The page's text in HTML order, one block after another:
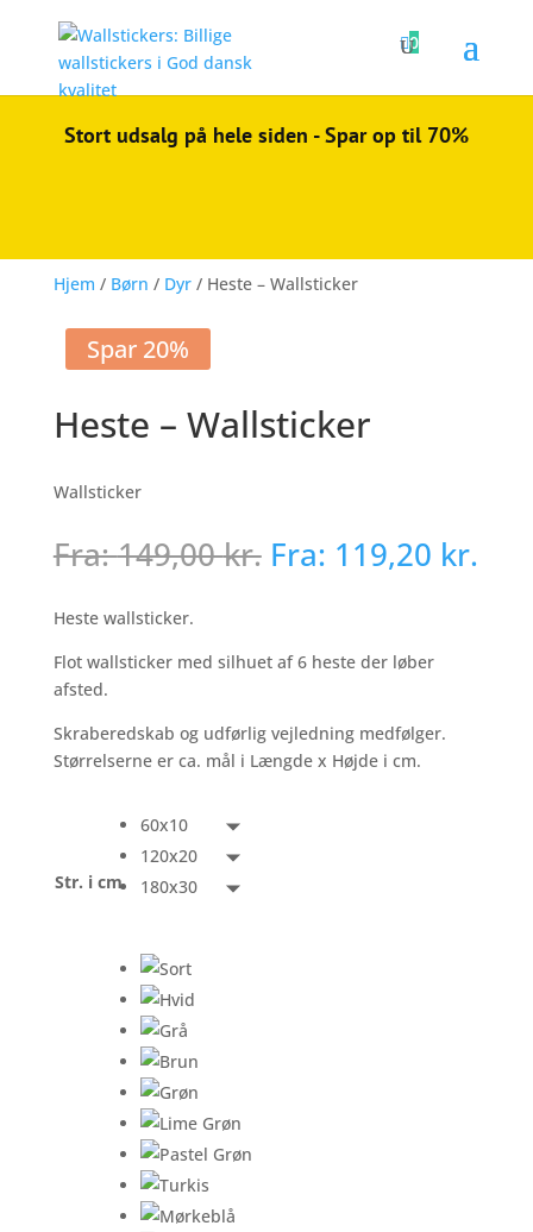
0
Stort udsalg på hele siden - Spar op til 70%
Hjem / Børn / Dyr/ Heste – Wallsticker
Spar 20%
Heste – Wallsticker
Wallsticker
Fra:149,00kr. Fra: 119,20 kr.
Heste wallsticker.
Flot wallsticker med silhuet af 6 heste der løber
afsted.
Skraberedskab og udførlig vejledning medfølger.
Størrelserne er ca. mål i Længde x Højde i cm.
Str. i cm
60x10
120x20
180x30